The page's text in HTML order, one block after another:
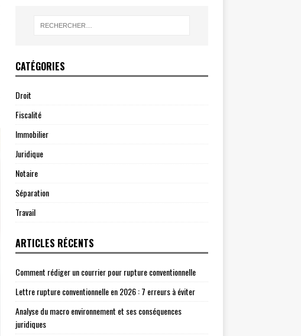
CATÉGORIES
Droit
Fiscalité
Immobilier
Juridique
Notaire
Séparation
Travail
ARTICLES RÉCENTS
Comment rédiger un courrier pour rupture conventionnelle
Lettre rupture conventionnelle en 2026 : 7 erreurs à éviter
Analyse du macro environnement et ses conséquences
juridiques